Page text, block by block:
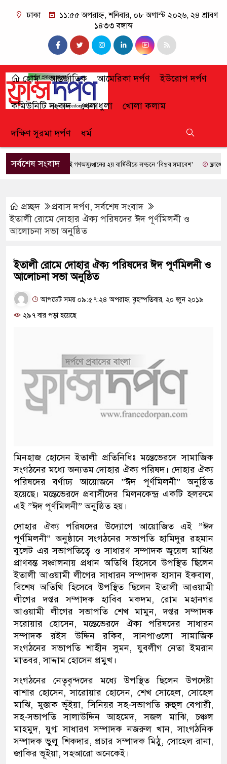
ঢাকা
১১:৫৫ অপরাহ্ন, শনিবার, ০৮ অগাস্ট ২০২৬, ২৪ শ্রাবণ
১৪৩৩ বঙ্গাব্দ
হোম আন্তর্জাতিক আমেরিকা দর্পণ ইউরোপ দর্পণ
কমিউনিটি সংবাদ খেলাধুলা খোলা কলাম
দক্ষিণ সুরমা দর্পণ ধর্ম
সর্বশেষ সংবাদজুলাই গণঅভ্যুত্থানের ২য় বার্ষিকীতে লন্ডনে ‘বিপ্লব সমাবেশ’ ফ্রান্সে
প্রচ্ছদ প্রবাস দর্পণ,সর্বশেষ সংবাদ
ইতালী রোমে দোহার ঐক্য পরিষদের ঈদ পূর্ণমিলনী ও
আলোচনা সভা অনুষ্ঠিত
ইতালী রোমে দোহার ঐক্য পরিষদের ঈদ পূর্ণমিলনী ও
আলোচনা সভা অনুষ্ঠিত
আপডেট সময় ০৯:৫৭:২৪ অপরাহ্ন, বৃহস্পতিবার, ২০ জুন ২০১৯
২৯৭ বার পড়া হয়েছে
মিনহাজ হোসেন ইতালী প্রতিনিধিঃ মন্তেভেরদে সামাজিক
সংগঠনের মধ্যে অন্যতম দোহার ঐক্য পরিষদ। দোহার ঐক্য
পরিষদের বর্ণাঢ্য আয়োজনে ”ঈদ পূর্ণমিলনী” অনুষ্ঠিত
হয়েছে। মন্তেভেরদে প্রবাসীদের মিলনকেন্দ্র একটি হলরুমে
এই ”ঈদ পূর্ণমিলনী” অনুষ্ঠিত হয়।
দোহার ঐক্য পরিষদের উদ্যোগে আয়োজিত এই ”ঈদ
পূর্ণমিলনী” অনুষ্ঠানে সংগঠনের সভাপতি হামিদুর রহমান
বুলেট এর সভাপতিত্বে ও সাধারণ সম্পাদক জুয়েল মাঝির
প্রাণবন্ত সঞ্চালনায় প্রধান অতিথি হিসেবে উপস্থিত ছিলেন
ইতালী আওয়ামী লীগের সাধারন সম্পাদক হাসান ইকবাল,
বিশেষ অতিথি হিসেবে উপস্থিত ছিলেন ইতালী আওয়ামী
লীগের দপ্তর সম্পাদক হাবিব মকদম, রোম মহানগর
আওয়ামী লীগের সভাপতি শেখ মামুন, দপ্তর সম্পাদক
সরোয়ার হোসেন, মন্তেভেরদে ঐক্য পরিষদের সাধারন
সম্পাদক রইস উদ্দিন রকিব, সানপাওলো সামাজিক
সংগঠনের সভাপতি শাহীন সুমন, যুবলীগ নেতা ইমরান
মাতবর, সাদ্দাম হোসেন প্রমুখ।
সংগঠনের নেতৃবৃন্দদের মধ্যে উপস্থিত ছিলেন উপদেষ্টা
বাশার হোসেন, সারোয়ার হোসেন, শেখ সোহেল, সোহেল
মাঝি, মুস্তাক ভূঁইয়া, সিনিয়র সহ-সভাপতি রুহুল বেপারী,
সহ-সভাপতি সালাউদ্দিন আহমেদ, সজল মাঝি, চঞ্চল
মাহমুদ, যুগ্ম সাধারণ সম্পাদক নজরুল খান, সাংগঠনিক
সম্পাদক ভুলু শিকদার, প্রচার সম্পাদক মিঠু, সোহেল রানা,
জাকির ভূইয়া, সহআরো অনেকেই।